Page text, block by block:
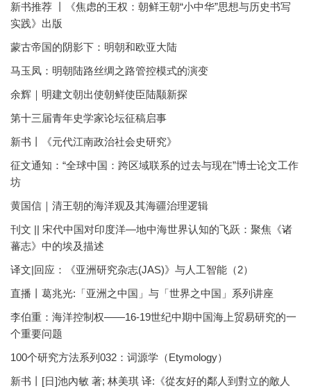
新书推荐 丨《焦虑的王权：朝鲜王朝“小中华”思想与历史书写
实践》出版
蒙古帝国的阴影下：明朝和欧亚大陆
马玉凤：明朝陆路丝绸之路管控模式的演变
余辉｜明建文朝出使朝鲜使臣陆颙新探
第十三届青年史学家论坛征稿启事
新书丨《元代江南政治社会史研究》
征文通知：“全球中国：跨区域联系的过去与现在”博士论文工作
坊
黄国信｜清王朝的海洋观及其海疆治理逻辑
刊文 || 宋代中国对印度洋—地中海世界认知的飞跃：聚焦《诸
蕃志》中的埃及描述
译文|回应：《亚洲研究杂志(JAS)》与人工智能（2）
直播丨葛兆光:「亚洲之中国」与「世界之中国」系列讲座
李伯重：海洋控制权——16-19世纪中期中国海上贸易研究的一
个重要问题
100个研究方法系列032：词源学（Etymology）
新书丨[日]池內敏 著; 林美琪 译:《從友好的鄰人到對立的敵人